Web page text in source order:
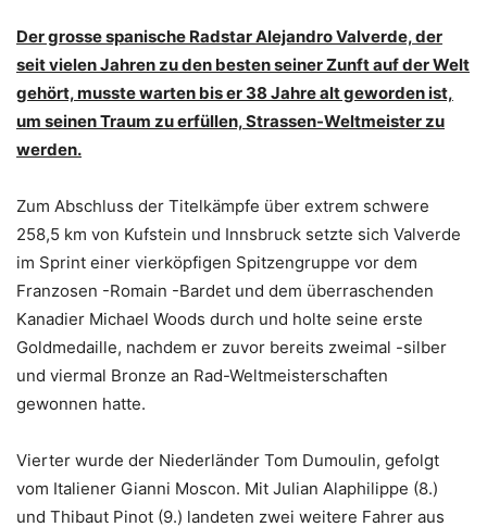
Der grosse spanische Radstar Alejandro Valverde, der
seit vielen Jahren zu den besten seiner Zunft auf der Welt
gehört, musste warten bis er 38 Jahre alt geworden ist,
um seinen Traum zu erfüllen, Strassen-Weltmeister zu
werden.
Zum Abschluss der Titelkämpfe über extrem schwere
258,5 km von Kufstein und Innsbruck setzte sich Valverde
im Sprint einer vierköpfigen Spitzengruppe vor dem
Franzosen -Romain -Bardet und dem überraschenden
Kanadier Michael Woods durch und holte seine erste
Goldmedaille, nachdem er zuvor bereits zweimal -silber
und viermal Bronze an Rad-Weltmeisterschaften
gewonnen hatte.
Vierter wurde der Niederländer Tom Dumoulin, gefolgt
vom Italiener Gianni Moscon. Mit Julian Alaphilippe (8.)
und Thibaut Pinot (9.) landeten zwei weitere Fahrer aus